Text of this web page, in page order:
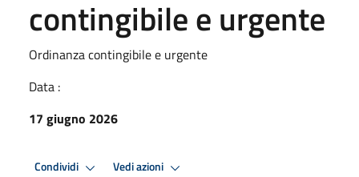
contingibile e urgente
Ordinanza contingibile e urgente
Data :
17 giugno 2026
Condividi Vedi azioni